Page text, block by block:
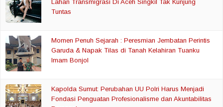
Lahan Transmigrasi Di Aceh Singkil Tak Kunjung
Tuntas
Momen Penuh Sejarah : Peresmian Jembatan Perintis
Garuda & Napak Tilas di Tanah Kelahiran Tuanku
Imam Bonjol
Kapolda Sumut: Perubahan UU Polri Harus Menjadi
Fondasi Penguatan Profesionalisme dan Akuntabilitas